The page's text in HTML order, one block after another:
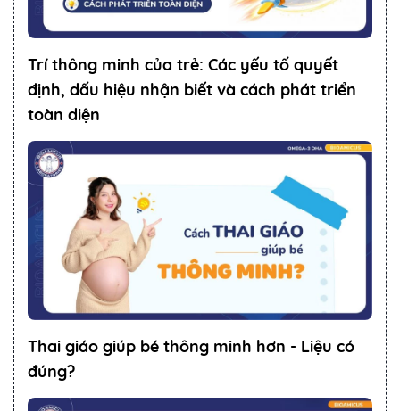
Trí thông minh của trẻ: Các yếu tố quyết
định, dấu hiệu nhận biết và cách phát triển
toàn diện
Thai giáo giúp bé thông minh hơn - Liệu có
đúng?